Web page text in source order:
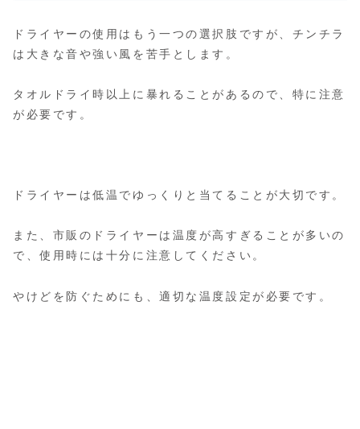
ドライヤーの使用はもう一つの選択肢ですが、チンチラ
は大きな音や強い風を苦手とします。
タオルドライ時以上に暴れることがあるので、特に注意
が必要です。
ドライヤーは低温でゆっくりと当てることが大切です。
また、市販のドライヤーは温度が高すぎることが多いの
で、使用時には十分に注意してください。
やけどを防ぐためにも、適切な温度設定が必要です。